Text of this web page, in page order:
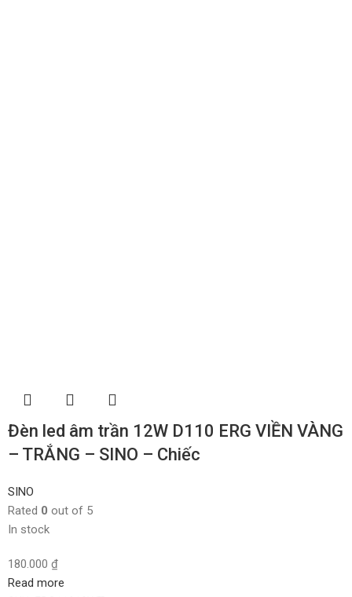
Đèn led âm trần 12W D110 ERG VIỀN VÀNG
– TRẮNG – SINO – Chiếc
SINO
Rated 0 out of 5
In stock
180.000 ₫
Read more